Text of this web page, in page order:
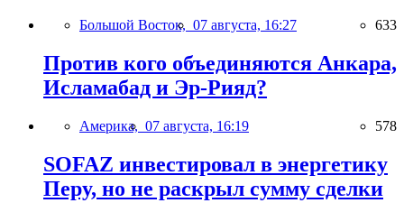
Большой Восток, 07 августа, 16:27 633
Против кого объединяются Анкара,
Исламабад и Эр-Рияд?
Америка, 07 августа, 16:19 578
SOFAZ инвестировал в энергетику
Перу, но не раскрыл сумму сделки